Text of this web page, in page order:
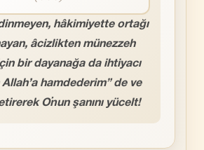
hâkimiyette ortağı
âcizlikten münezzeh
bir dayanağa da ihtiyacı
hamdederim” de ve
O’nun şanını yücelt!